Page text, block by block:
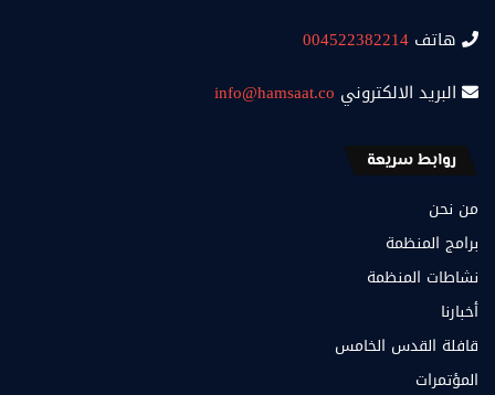
هاتف 004522382214
البريد الالكتروني info@hamsaat.co
روابط سريعة
من نحن
برامج المنظمة
نشاطات المنظمة
أخبارنا
قافلة القدس الخامس
المؤتمرات